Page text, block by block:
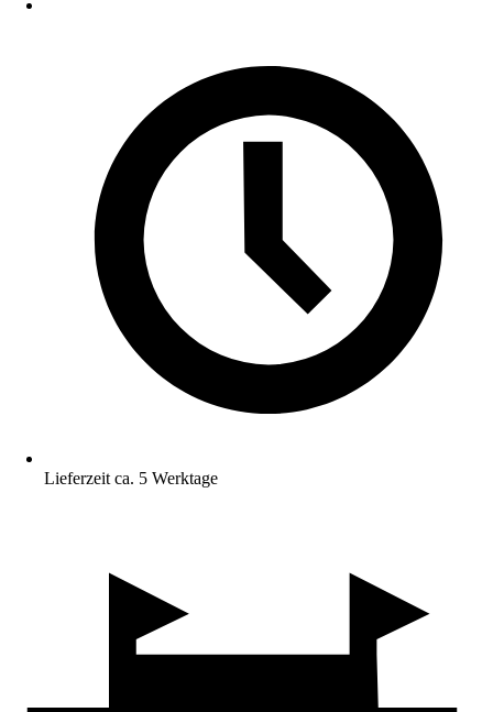
Lieferzeit ca. 5 Werktage